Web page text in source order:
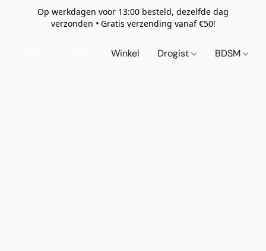
Op werkdagen voor 13:00 besteld, dezelfde dag
verzonden • Gratis verzending vanaf €50!
Winkel Drogist BDSM